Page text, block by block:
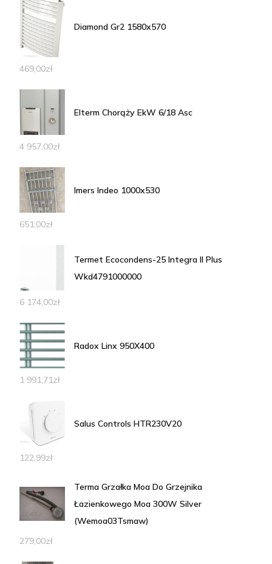
Diamond Gr2 1580x570
469,00zł
Elterm Chorąży EkW 6/18 Asc
4 957,00zł
Imers Indeo 1000x530
651,00zł
Termet Ecocondens-25 Integra II Plus
Wkd4791000000
6 174,00zł
Radox Linx 950X400
1 991,71zł
Salus Controls HTR230V20
122,99zł
Terma Grzałka Moa Do Grzejnika
Łazienkowego Moa 300W Silver
(Wemoa03Tsmaw)
279,00zł